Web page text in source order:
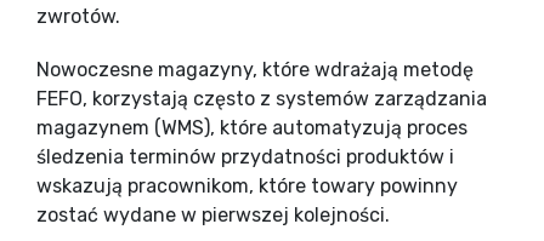
zwrotów.
Nowoczesne magazyny, które wdrażają metodę
FEFO, korzystają często z systemów zarządzania
magazynem (WMS), które automatyzują proces
śledzenia terminów przydatności produktów i
wskazują pracownikom, które towary powinny
zostać wydane w pierwszej kolejności.